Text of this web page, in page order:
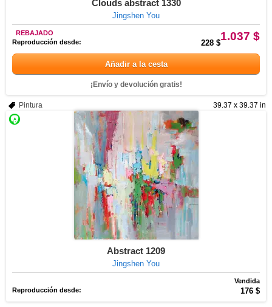
Clouds abstract 1330
Jingshen You
1.037 $
REBAJADO
Reproducción desde:
228 $
Añadir a la cesta
¡Envío y devolución gratis!
39.37 x 39.37 in
Pintura
Abstract 1209
Jingshen You
Vendida
Reproducción desde:
176 $